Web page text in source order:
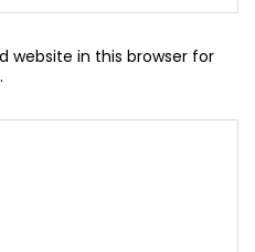
website in this browser for